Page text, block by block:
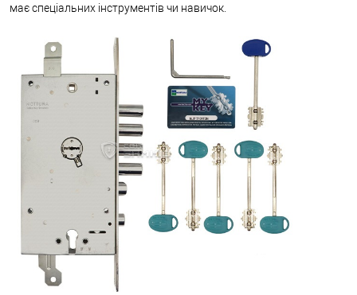
має спеціальних інструментів чи навичок.